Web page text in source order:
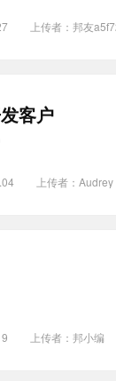
上传者： 邦友
客户
上传者： Audrey
上传者： 邦小编